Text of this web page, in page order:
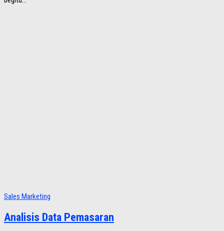
Sales Marketing
Analisis Data Pemasaran